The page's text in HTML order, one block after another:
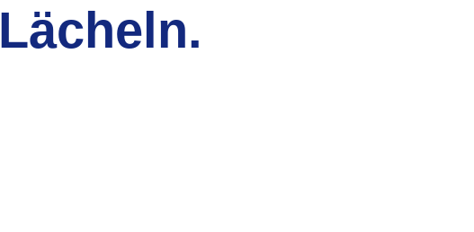
Lächeln.